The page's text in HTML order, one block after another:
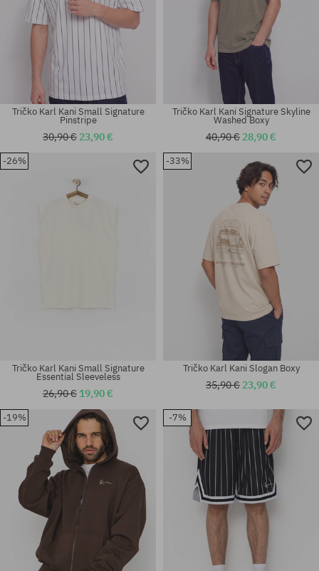
Dostupné veľkosti:
Dostupné veľkosti:
Dostupné veľkosti:
Tričko Karl Kani Small Signature
Pinstripe
30,90 € 23,90 €
Dostupné veľkosti:
S; M; L; XL
Tričko Karl Kani Signature Skyline
Washed Boxy
40,90 € 28,90 €
-26%
Tričko Karl Kani Small Signature
Essential Sleeveless
26,90 € 19,90 €
-33%
Tričko Karl Kani Slogan Boxy
35,90 € 23,90 €
-19% -7%